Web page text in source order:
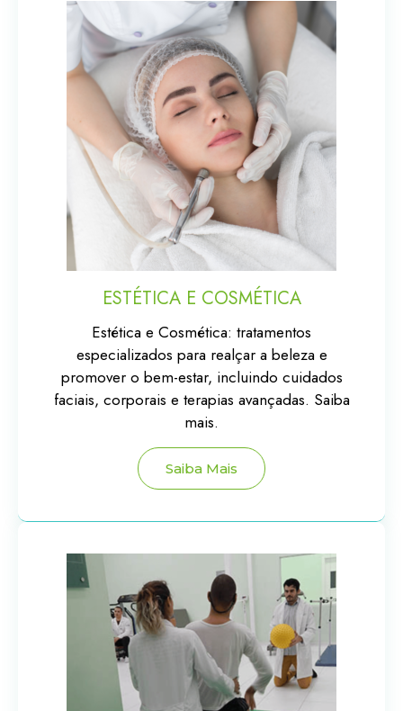
ESTÉTICA E COSMÉTICA
Estética e Cosmética: tratamentos
especializados para realçar a beleza e
promover o bem-estar, incluindo cuidados
faciais, corporais e terapias avançadas. Saiba
mais.
Saiba Mais